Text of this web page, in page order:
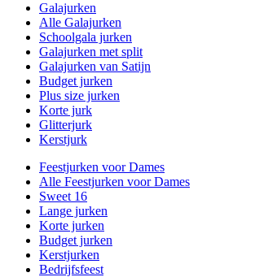
Galajurken
Alle Galajurken
Schoolgala jurken
Galajurken met split
Galajurken van Satijn
Budget jurken
Plus size jurken
Korte jurk
Glitterjurk
Kerstjurk
Feestjurken voor Dames
Alle Feestjurken voor Dames
Sweet 16
Lange jurken
Korte jurken
Budget jurken
Kerstjurken
Bedrijfsfeest